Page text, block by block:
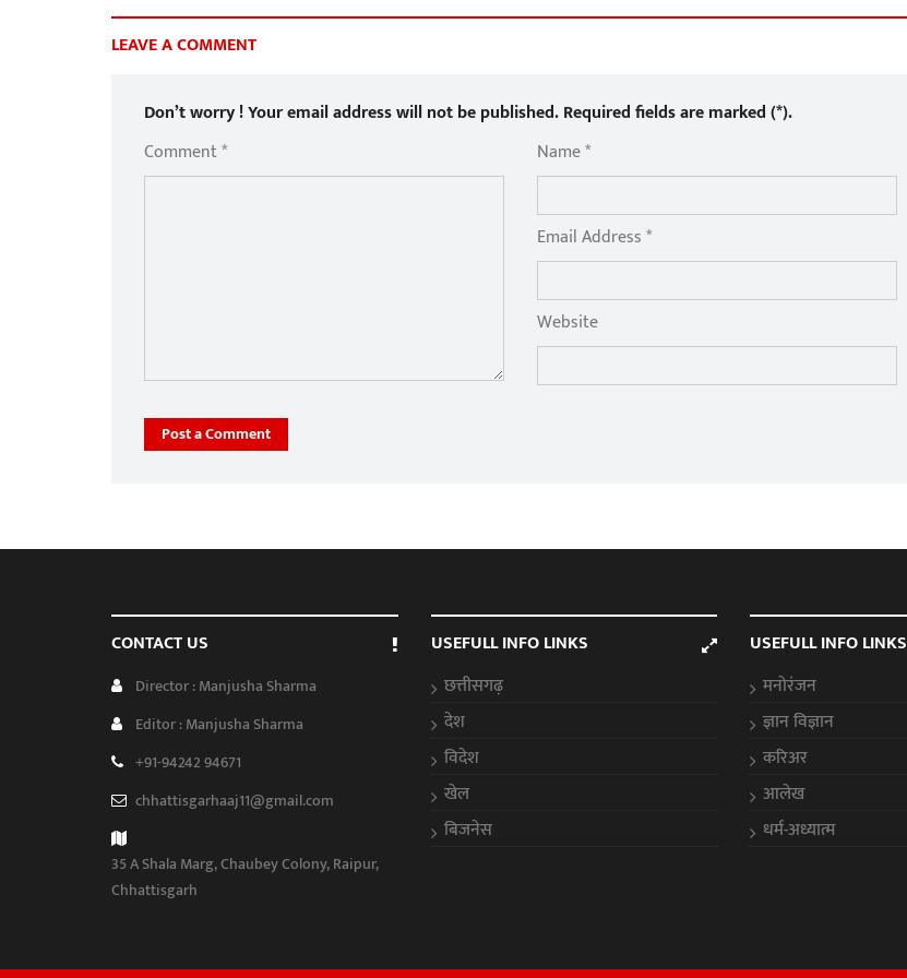
LEAVE A COMMENT
Don’t worry ! Your email address will not be published. Required fields are marked (*).
Comment *
Name *
Email Address *
Website
Post a Comment
CONTACT US
Director : Manjusha Sharma
Editor : Manjusha Sharma
+91-94242 94671
chhattisgarhaaj11@gmail.com
35 A Shala Marg, Chaubey Colony, Raipur,
Chhattisgarh
USEFULL INFO LINKS
छत्तीसगढ़
देश
विदेश
खेल
बिजनेस
USEFULL INFO LINKS
मनोरंजन
ज्ञान विज्ञान
करिअर
आलेख
धर्म-अध्यात्म